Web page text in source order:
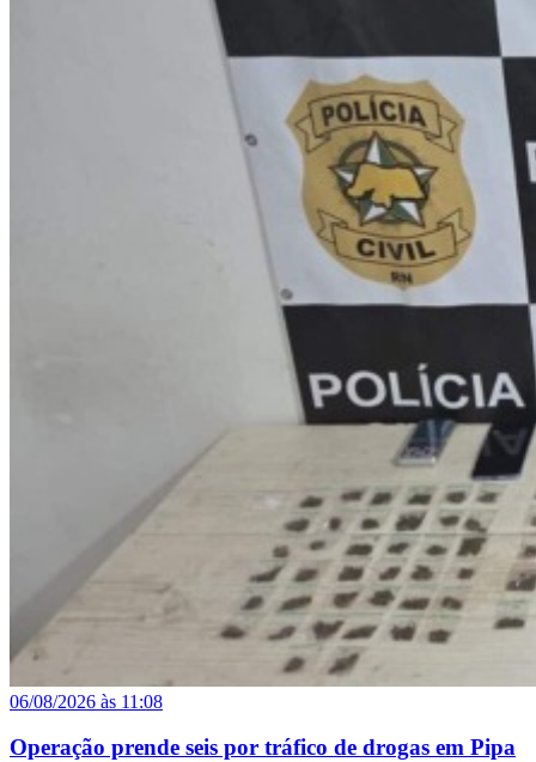
06/08/2026 às 11:08
Operação prende seis por tráfico de drogas em Pipa